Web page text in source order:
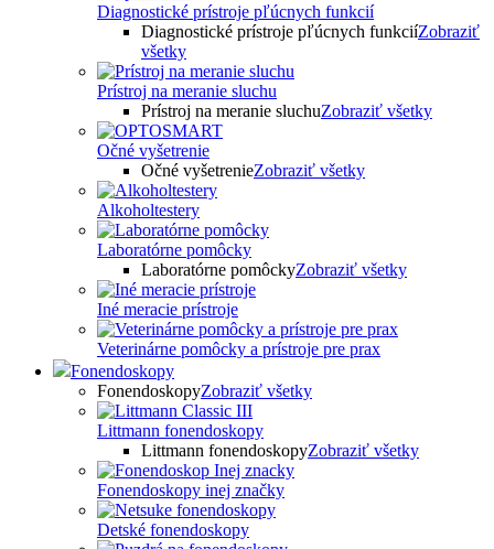
Diagnostické prístroje pľúcnych funkcií
Diagnostické prístroje pľúcnych funkciíZobraziť
všetky
Prístroj na meranie sluchu
Prístroj na meranie sluchuZobraziť všetky
Očné vyšetrenie
Očné vyšetrenieZobraziť všetky
Alkoholtestery
Laboratórne pomôcky
Laboratórne pomôckyZobraziť všetky
Iné meracie prístroje
Veterinárne pomôcky a prístroje pre prax
Fonendoskopy
FonendoskopyZobraziť všetky
Littmann fonendoskopy
Littmann fonendoskopyZobraziť všetky
Fonendoskopy inej značky
Detské fonendoskopy